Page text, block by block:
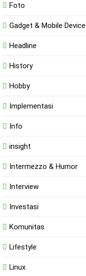
Foto
Gadget & Mobile
Headline
History
Hobby
Implementasi
Info
insight
Intermezzo & Humor
Interview
Investasi
Komunitas
Lifestyle
Linux